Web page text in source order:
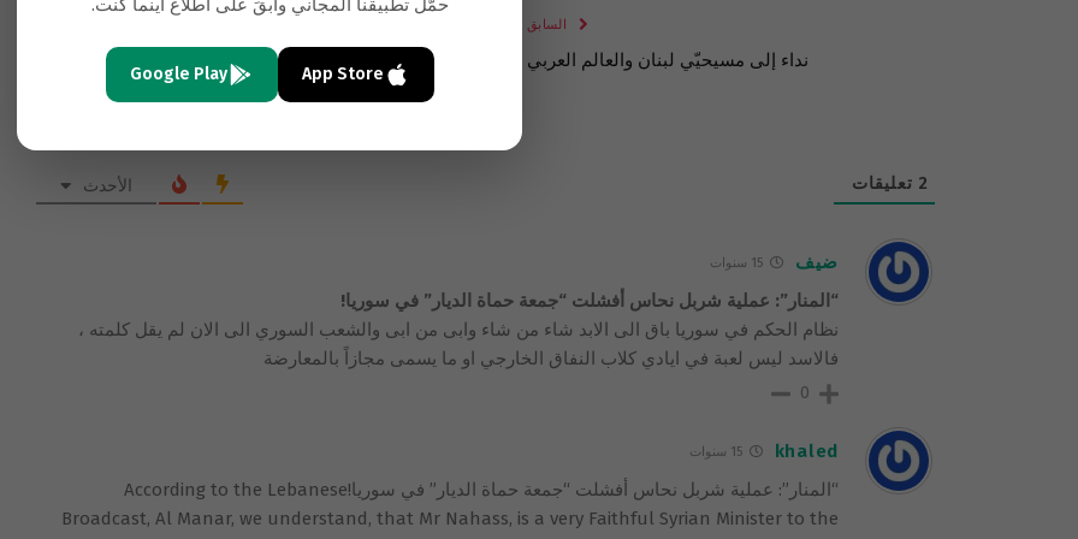
السابق
نداء إلى مسيحيّي لبنان والعالم العربي الوجاهة القطرية، لماذا كل هذا؟
2 تعليقات الأحدث
ضيف 15 سنوات
“المنار”: عملية شربل نحاس أفشلت “جمعة حماة الديار” في سوريا!
نظام الحكم في سوريا باق الى الابد شاء من شاء وابى من ابى والشعب السوري الى الان لم يقل كلمته ،
فالاسد ليس لعبة في ايادي كلاب النفاق الخارجي او ما يسمى مجازاً بالمعارضة
0
khaled 15 سنوات
“المنار”: عملية شربل نحاس أفشلت “جمعة حماة الديار” في سوريا!According to the Lebanese
Broadcast, Al Manar, we understand, that Mr Nahass, is a very Faithful Syrian Minister to the
App Store
Google Play